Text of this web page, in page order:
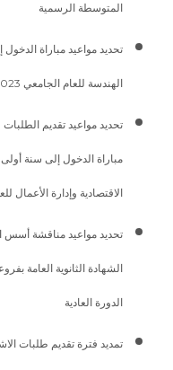
المتوسطة الرسمية
تحديد مواعيد مباراة
الهندسة للعام الجامعي 2023-2024
تحديد مواعيد تقديم
مباراة الدخول إلى سنة
الاقتصادية وإدارة الأعمال للعام
تحديد مواعيد مناقشة أسس
الدورة العادية
تمديد فترة تقديم طلبات